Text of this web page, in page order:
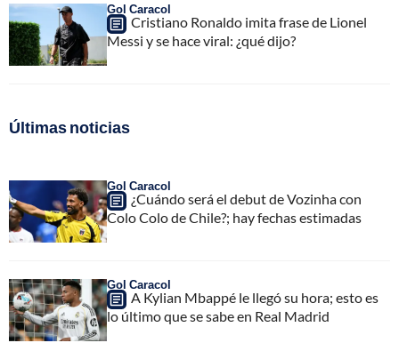
Gol Caracol
Cristiano Ronaldo imita frase de Lionel
Messi y se hace viral: ¿qué dijo?
Últimas noticias
Gol Caracol
¿Cuándo será el debut de Vozinha con
Colo Colo de Chile?; hay fechas estimadas
Gol Caracol
A Kylian Mbappé le llegó su hora; esto es
lo último que se sabe en Real Madrid